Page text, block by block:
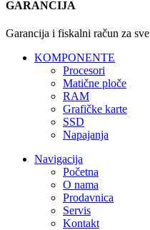
GARANCIJA
Garancija i fiskalni račun za sve
KOMPONENTE
Procesori
Matične ploče
RAM
Grafičke karte
SSD
Napajanja
Navigacija
Početna
O nama
Prodavnica
Servis
Kontakt